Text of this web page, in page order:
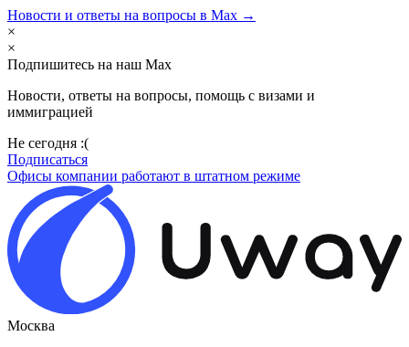
Новости и ответы на вопросы в Max →
×
×
Подпишитесь на наш Max
Новости, ответы на вопросы, помощь с визами и
иммиграцией
Не сегодня :(
Подписаться
Офисы компании работают в штатном режиме
Москва